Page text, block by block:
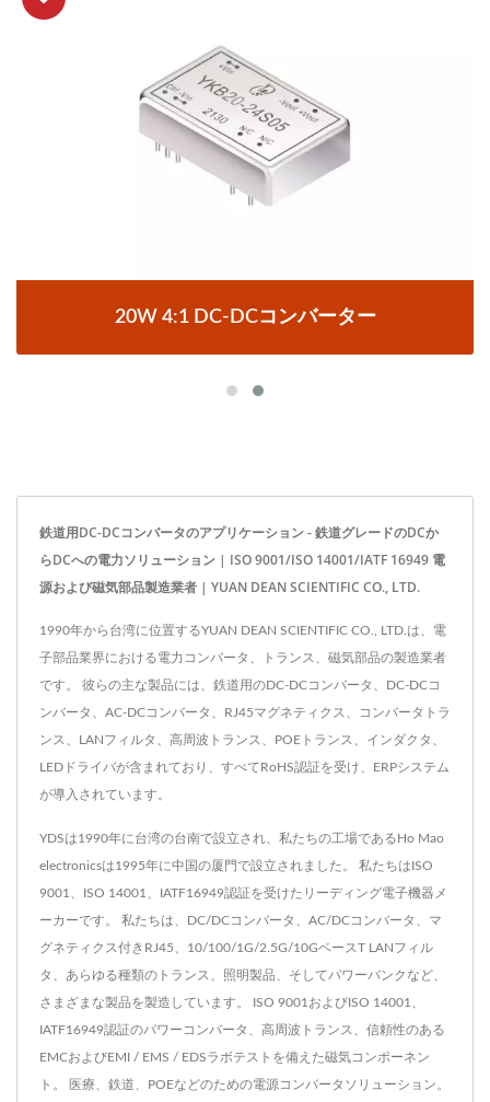
20W 4:1 DC-DCコンバーター
鉄道用DC-DCコンバータのアプリケーション - 鉄道グレードのDCか
らDCへの電力ソリューション | ISO 9001/ISO 14001/IATF 16949 電
源および磁気部品製造業者 | YUAN DEAN SCIENTIFIC CO., LTD.
1990年から台湾に位置するYUAN DEAN SCIENTIFIC CO., LTD.は、電
子部品業界における電力コンバータ、トランス、磁気部品の製造業者
です。 彼らの主な製品には、鉄道用のDC-DCコンバータ、DC-DCコ
ンバータ、AC-DCコンバータ、RJ45マグネティクス、コンバータトラ
ンス、LANフィルタ、高周波トランス、POEトランス、インダクタ、
LEDドライバが含まれており、すべてRoHS認証を受け、ERPシステム
が導入されています。
YDSは1990年に台湾の台南で設立され、私たちの工場であるHo Mao
electronicsは1995年に中国の厦門で設立されました。 私たちはISO
9001、ISO 14001、IATF16949認証を受けたリーディング電子機器メ
ーカーです。 私たちは、DC/DCコンバータ、AC/DCコンバータ、マ
グネティクス付きRJ45、10/100/1G/2.5G/10GベースT LANフィル
タ、あらゆる種類のトランス、照明製品、そしてパワーバンクなど、
さまざまな製品を製造しています。 ISO 9001およびISO 14001、
IATF16949認証のパワーコンバータ、高周波トランス、信頼性のある
EMCおよびEMI / EMS / EDSラボテストを備えた磁気コンポーネン
ト。 医療、鉄道、POEなどのための電源コンバータソリューション。